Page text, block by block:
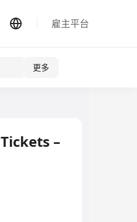
雇主平台
更多
Tickets –